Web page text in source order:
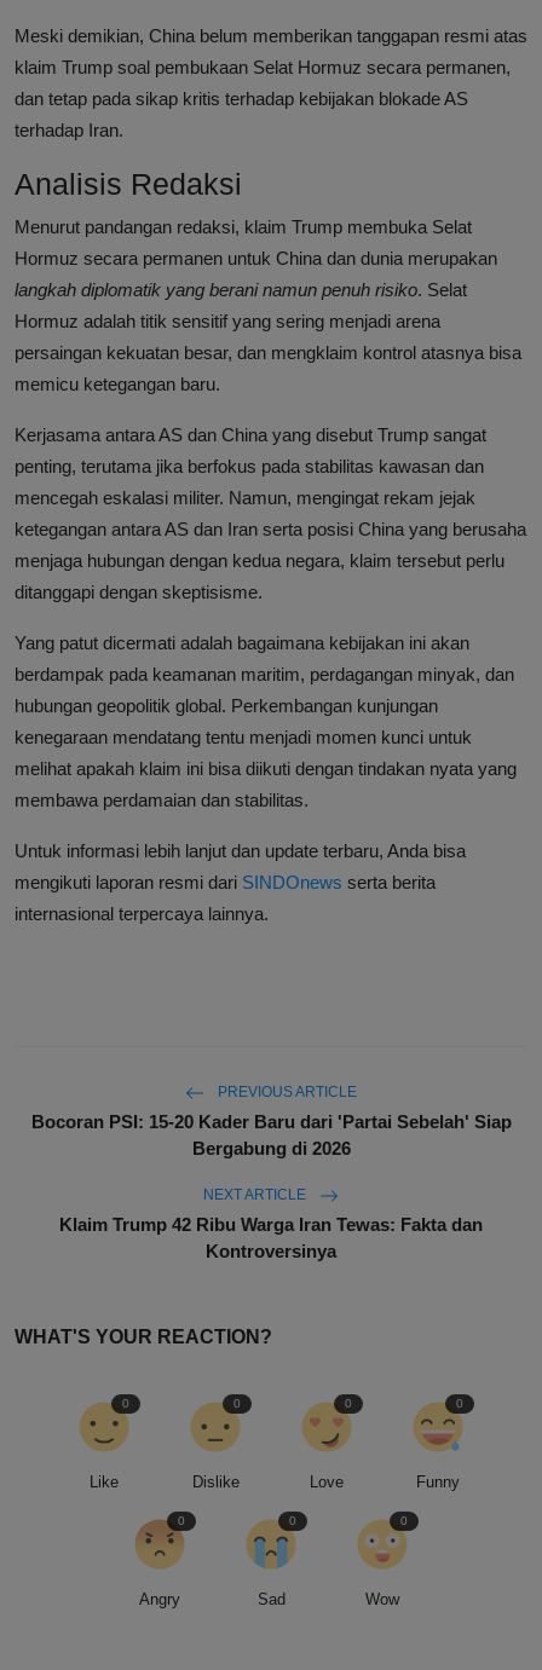
Meski demikian, China belum memberikan tanggapan resmi atas
klaim Trump soal pembukaan Selat Hormuz secara permanen,
dan tetap pada sikap kritis terhadap kebijakan blokade AS
terhadap Iran.
Analisis Redaksi
Menurut pandangan redaksi, klaim Trump membuka Selat
Hormuz secara permanen untuk China dan dunia merupakan
langkah diplomatik yang berani namun penuh risiko. Selat
Hormuz adalah titik sensitif yang sering menjadi arena
persaingan kekuatan besar, dan mengklaim kontrol atasnya bisa
memicu ketegangan baru.
Kerjasama antara AS dan China yang disebut Trump sangat
penting, terutama jika berfokus pada stabilitas kawasan dan
mencegah eskalasi militer. Namun, mengingat rekam jejak
ketegangan antara AS dan Iran serta posisi China yang berusaha
menjaga hubungan dengan kedua negara, klaim tersebut perlu
ditanggapi dengan skeptisisme.
Yang patut dicermati adalah bagaimana kebijakan ini akan
berdampak pada keamanan maritim, perdagangan minyak, dan
hubungan geopolitik global. Perkembangan kunjungan
kenegaraan mendatang tentu menjadi momen kunci untuk
melihat apakah klaim ini bisa diikuti dengan tindakan nyata yang
membawa perdamaian dan stabilitas.
Untuk informasi lebih lanjut dan update terbaru, Anda bisa
mengikuti laporan resmi dari SINDOnews serta berita
internasional terpercaya lainnya.
PREVIOUS ARTICLE
Bocoran PSI: 15-20 Kader Baru dari 'Partai Sebelah' Siap
Bergabung di 2026
NEXT ARTICLE
Klaim Trump 42 Ribu Warga Iran Tewas: Fakta dan
Kontroversinya
WHAT'S YOUR REACTION?
Like
0
Dislike
0
Love
0
Funny
0
Angry
0
Sad
0
Wow
0